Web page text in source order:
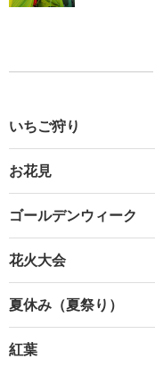
いちご狩り
お花見
ゴールデンウィーク
花火大会
夏休み（夏祭り）
紅葉